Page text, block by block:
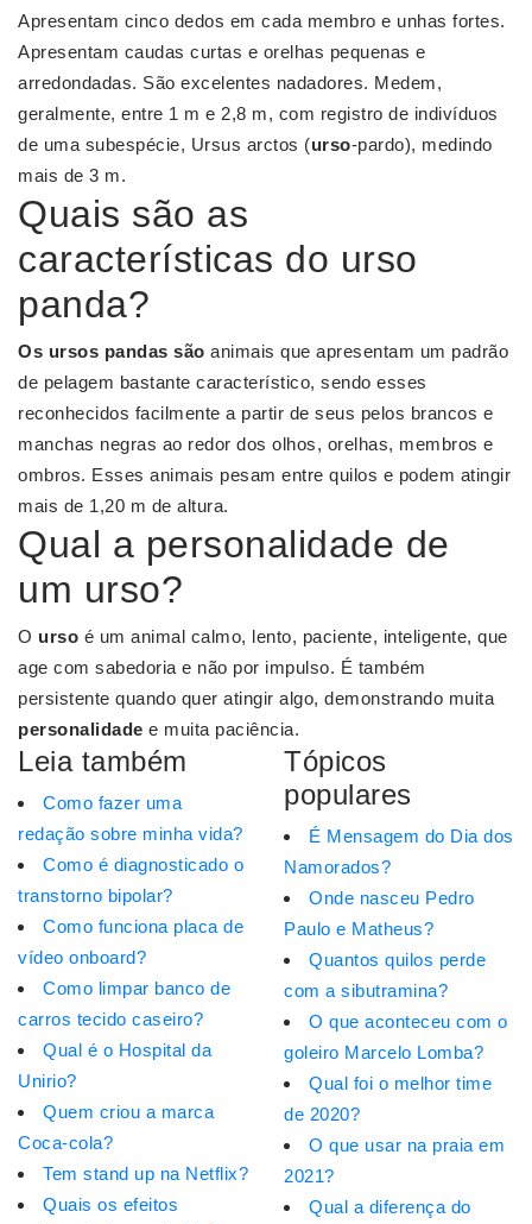
Apresentam cinco dedos em cada membro e unhas fortes.
Apresentam caudas curtas e orelhas pequenas e
arredondadas. São excelentes nadadores. Medem,
geralmente, entre 1 m e 2,8 m, com registro de indivíduos
de uma subespécie, Ursus arctos (urso-pardo), medindo
mais de 3 m.
Quais são as
características do urso
panda?
Os ursos pandas são animais que apresentam um padrão
de pelagem bastante característico, sendo esses
reconhecidos facilmente a partir de seus pelos brancos e
manchas negras ao redor dos olhos, orelhas, membros e
ombros. Esses animais pesam entre quilos e podem atingir
mais de 1,20 m de altura.
Qual a personalidade de
um urso?
O urso é um animal calmo, lento, paciente, inteligente, que
age com sabedoria e não por impulso. É também
persistente quando quer atingir algo, demonstrando muita
personalidade e muita paciência.
Leia também
Como fazer uma
redação sobre minha vida?
Como é diagnosticado o
transtorno bipolar?
Como funciona placa de
vídeo onboard?
Como limpar banco de
carros tecido caseiro?
Qual é o Hospital da
Unirio?
Quem criou a marca
Coca-cola?
Tem stand up na Netflix?
Quais os efeitos
Tópicos
populares
É Mensagem do Dia dos
Namorados?
Onde nasceu Pedro
Paulo e Matheus?
Quantos quilos perde
com a sibutramina?
O que aconteceu com o
goleiro Marcelo Lomba?
Qual foi o melhor time
de 2020?
O que usar na praia em
2021?
Qual a diferença do